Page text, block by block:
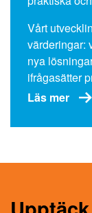
Vårt
värderingar:
nya
ifrågasätter
Läs mer